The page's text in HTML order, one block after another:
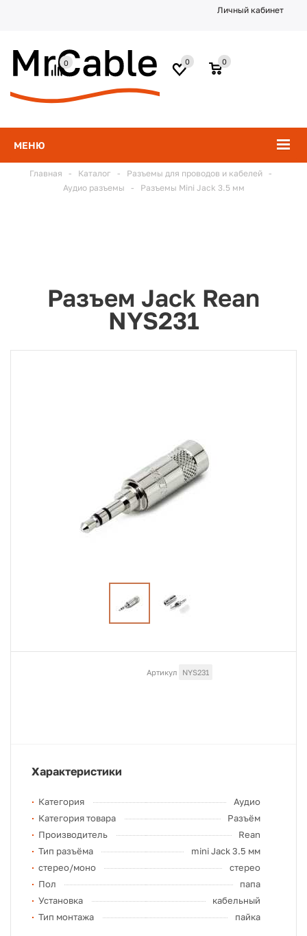
Личный кабинет
МЕНЮ
0
0
0
Главная - Каталог - Разъемы для проводов и кабелей
-
Аудио разъемы
- Разъемы Mini Jack 3.5 мм
Разъем Jack Rean
NYS231
Артикул NYS231
Характеристики
Категория
Аудио
Категория товара
Разъём
Производитель
Rean
Тип разъёма
mini Jack 3.5 мм
стерео/моно
стерео
Пол
папа
Установка
кабельный
Тип монтажа
пайка